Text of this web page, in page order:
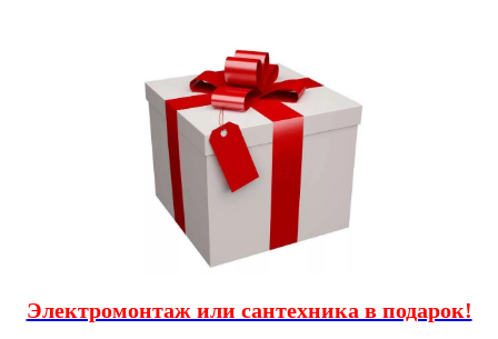
Электромонтаж или сантехника в подарок!